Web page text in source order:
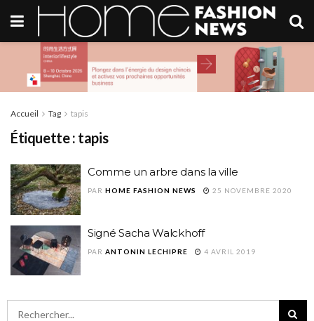
Accueil Tag tapis
Étiquette : tapis
Comme un arbre dans la ville
PAR HOME FASHION NEWS 25 NOVEMBRE 2020
Signé Sacha Walckhoff
PAR ANTONIN LECHIPRE 4 AVRIL 2019